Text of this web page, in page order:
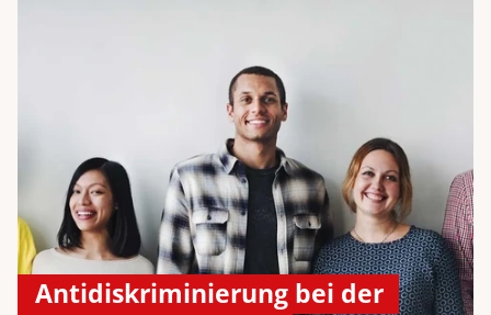
Antidiskriminierung bei der